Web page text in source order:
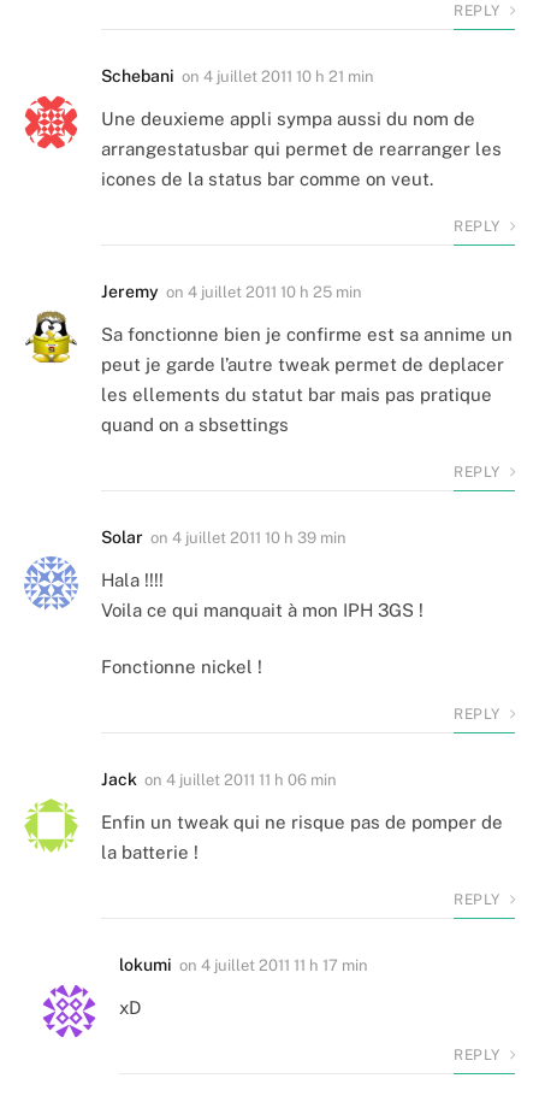
REPLY
Schebani on 4 juillet 2011 10 h 21 min
Une deuxieme appli sympa aussi du nom de
arrangestatusbar qui permet de rearranger les
icones de la status bar comme on veut.
REPLY
Jeremy on 4 juillet 2011 10 h 25 min
Sa fonctionne bien je confirme est sa annime un
peut je garde l’autre tweak permet de deplacer
les ellements du statut bar mais pas pratique
quand on a sbsettings
REPLY
Solar on 4 juillet 2011 10 h 39 min
Hala !!!!
Voila ce qui manquait à mon IPH 3GS !
Fonctionne nickel !
REPLY
Jack on 4 juillet 2011 11 h 06 min
Enfin un tweak qui ne risque pas de pomper de
la batterie !
REPLY
lokumi on 4 juillet 2011 11 h 17 min
xD
REPLY